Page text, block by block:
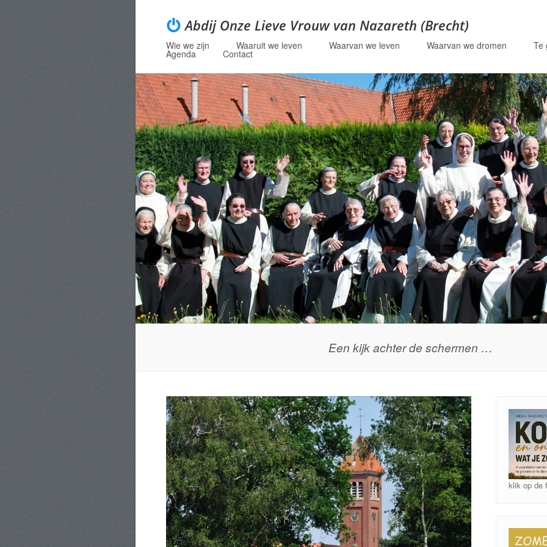
Abdij Onze Lieve Vrouw van Nazareth (Brecht)
Menu
Skip to content
Wie we zijn Waaruit we leven Waarvan we leven Waarvan we dromen Te
Agenda Contact
Een kijk achter de schermen …
klik op de